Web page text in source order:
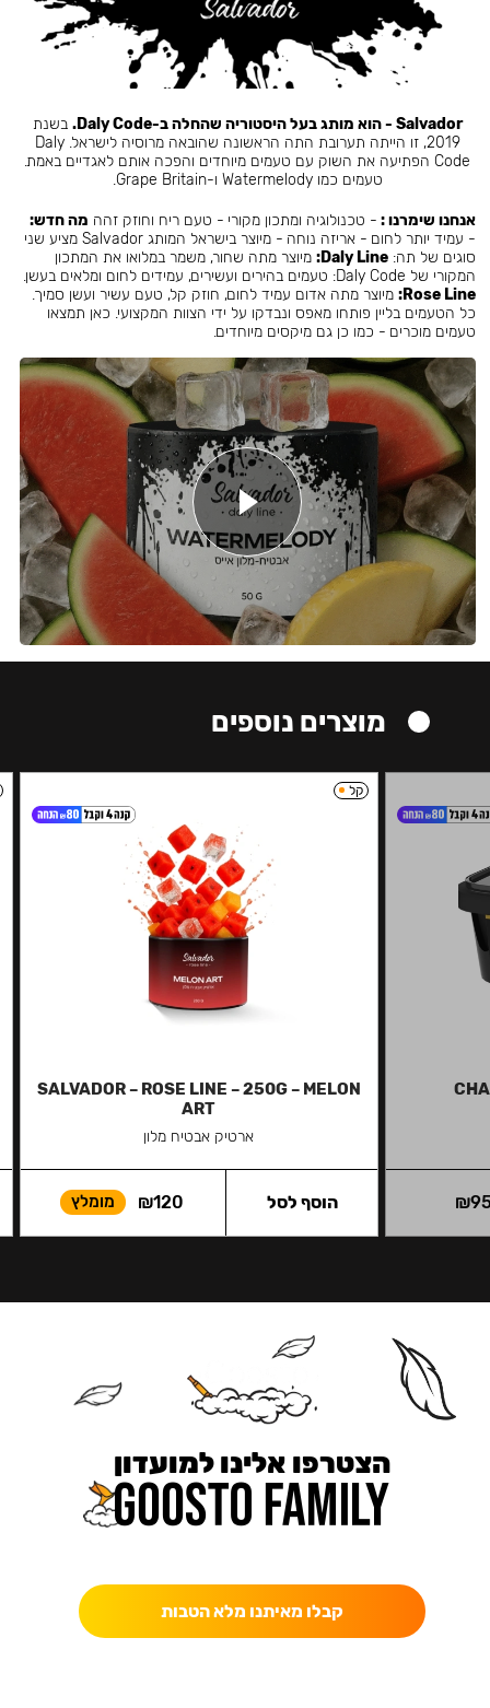
Salvador - הוא מותג בעל היסטוריה שהחלה ב-Daly Code.
בשנת
2019, זו הייתה תערובת התה הראשונה שהובאה מרוסיה לישראל. Daly
Code הפתיעה את השוק עם טעמים מיוחדים והפכה אותם לאגדיים באמת.
טעמים כמו Watermelody ו-Grape Britain.
אנחנו שימרנו : - טכנולוגיה ומתכון מקורי - טעם ריח וחוזק זהה מה חדש:
- עמיד יותר לחום - אריזה נוחה - מיוצר בישראל המותג Salvador מציע שני
סוגים של תה:Daly Line: מיוצר מתה שחור, משמר במלואו את המתכון
המקורי של Daly Code: טעמים בהירים ועשירים, עמידים לחום ומלאים בעשן.
Rose Line: מיוצר מתה אדום עמיד לחום, חוזק קל, טעם עשיר ועשן סמיך.
כל הטעמים בליין פותחו מאפס ונבדקו על ידי הצוות המקצועי. כאן תמצאו
טעמים מוכרים - כמו כן גם מיקסים מיוחדים.
מוצרים נוספים
₪
קל
SALVADOR – ROSE LINE – 250G – MELON
ART
ארטיק אבטיח מלון
₪120 מומלץ הוסף לסל
הצטרפו אלינו למועדון
קבלו מאיתנו מלא הטבות